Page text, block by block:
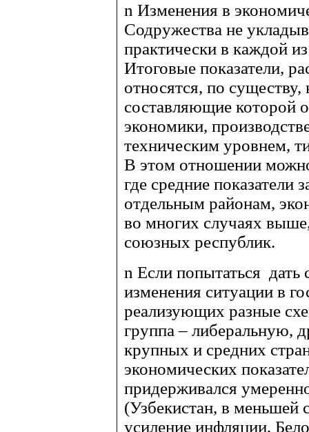
n Изменения в
Содружества не
практически в каждой
Итоговые показатели,
относятся, по
составляющие которой
экономики,
техническим уровнем,
В этом отношении
где средние показатели
отдельным районам,
во многих случаях
союзных республик.
n Если попытаться дать
изменения ситуации в
реализующих разные
группа – либеральную,
крупных и средних
экономических
придерживался
(Узбекистан, в меньшей
усиление инфляции,